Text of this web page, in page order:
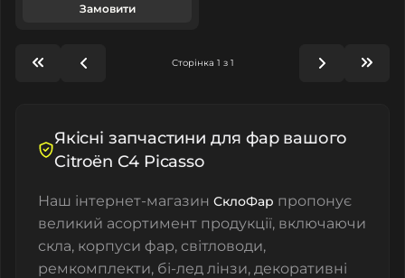
Замовити
Сторінка 1 з 1
Якісні запчастини для фар вашого
Citroën C4 Picasso
Наш інтернет-магазин СклоФар пропонує
великий асортимент продукції, включаючи
скла, корпуси фар, світловоди,
ремкомплекти, бі-лед лінзи, декоративні